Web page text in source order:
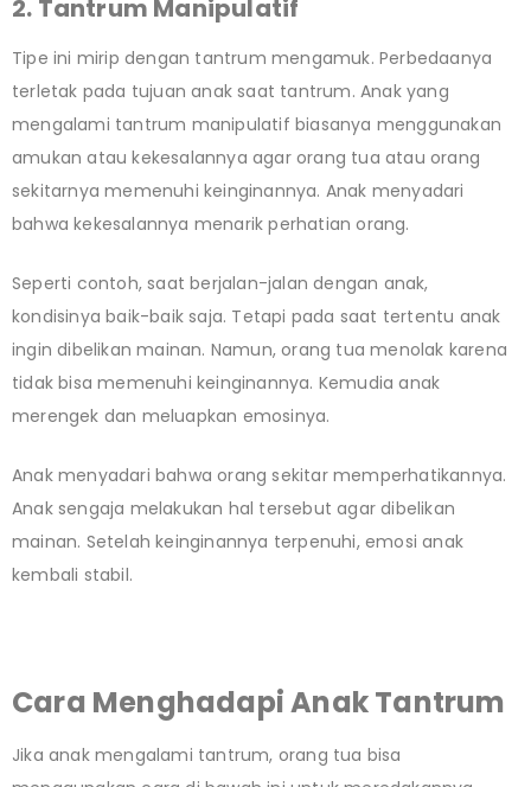
2. Tantrum Manipulatif
Tipe ini mirip dengan tantrum mengamuk. Perbedaanya
terletak pada tujuan anak saat tantrum. Anak yang
mengalami tantrum manipulatif biasanya menggunakan
amukan atau kekesalannya agar orang tua atau orang
sekitarnya memenuhi keinginannya. Anak menyadari
bahwa kekesalannya menarik perhatian orang.
Seperti contoh, saat berjalan-jalan dengan anak,
kondisinya baik-baik saja. Tetapi pada saat tertentu anak
ingin dibelikan mainan. Namun, orang tua menolak karena
tidak bisa memenuhi keinginannya. Kemudia anak
merengek dan meluapkan emosinya.
Anak menyadari bahwa orang sekitar memperhatikannya.
Anak sengaja melakukan hal tersebut agar dibelikan
mainan. Setelah keinginannya terpenuhi, emosi anak
kembali stabil.
Cara Menghadapi Anak Tantrum
Jika anak mengalami tantrum, orang tua bisa